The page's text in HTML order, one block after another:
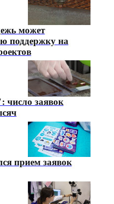
может
поддержку на
число заявок
прием заявок